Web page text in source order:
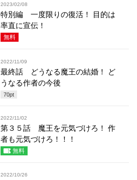
2023/02/08
特別編 一度限りの復活！ 目的は
率直に宣伝！
無料
2022/11/09
最終話 どうなる魔王の結婚！ ど
うなる作者の今後
70pt
2022/11/02
第３５話 魔王を元気づけろ！ 作
者も元気づけろ！！！
無料
2022/10/26